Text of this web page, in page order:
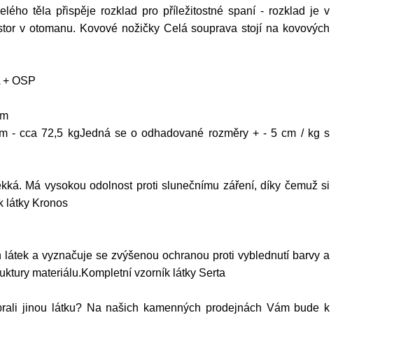
těla přispěje rozklad pro příležitostné spaní - rozklad je v
v otomanu. Kovové nožičky Celá souprava stojí na kovových
OSP
- cca 72,5 kgJedná se o odhadované rozměry + - 5 cm / kg s
Má vysokou odolnost proti slunečnímu záření, díky čemuž si
látky Kronos
a vyznačuje se zvýšenou ochranou proti vyblednutí barvy a
materiálu.Kompletní vzorník látky Serta
jinou látku? Na našich kamenných prodejnách Vám bude k